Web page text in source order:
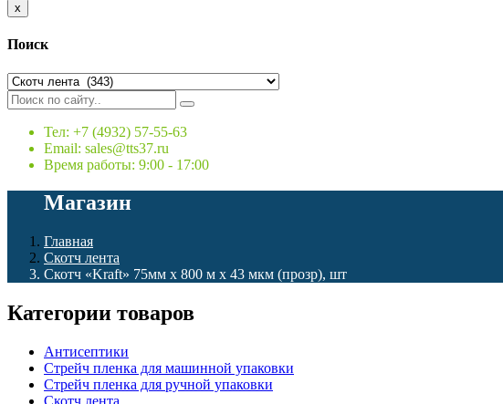
x
Поиск
Тел: +7 (4932) 57-55-63
Email: sales@tts37.ru
Время работы: 9:00 - 17:00
Магазин
Главная
Скотч лента
Скотч «Kraft» 75мм х 800 м х 43 мкм (прозр), шт
Категории товаров
Антисептики
Стрейч пленка для машинной упаковки
Стрейч пленка для ручной упаковки